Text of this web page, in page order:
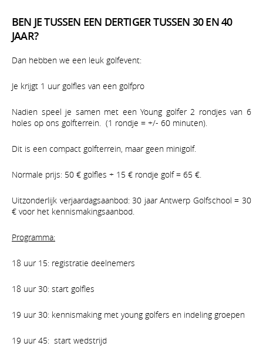
BEN JE TUSSEN EEN DERTIGER TUSSEN 30 EN 40
JAAR?
Dan hebben we een leuk golfevent:
Je krijgt 1 uur golfles van een golfpro
Nadien speel je samen met een Young golfer 2 rondjes van 6
holes op ons golfterrein. (1 rondje = +/- 60 minuten).
Dit is een compact golfterrein, maar geen minigolf.
Normale prijs: 50 € golfles + 15 € rondje golf = 65 €.
Uitzonderlijk verjaardagsaanbod: 30 jaar Antwerp Golfschool = 30
€ voor het kennismakingsaanbod.
Programma:
18 uur 15: registratie deelnemers
18 uur 30: start golfles
19 uur 30: kennismaking met young golfers en indeling groepen
19 uur 45: start wedstrijd